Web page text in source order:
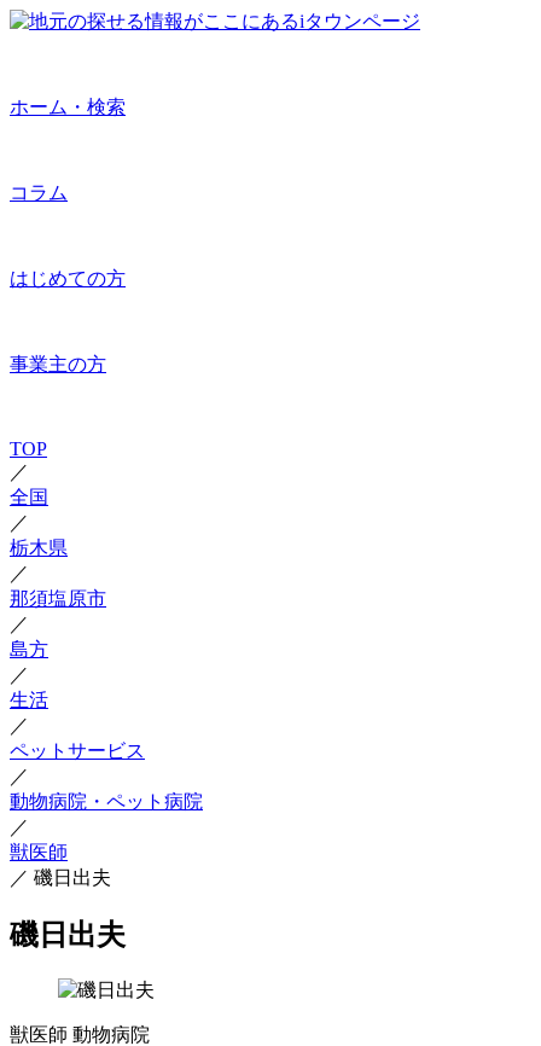
ホーム・検索
コラム
はじめての方
事業主の方
TOP
／
全国
／
栃木県
／
那須塩原市
／
島方
／
生活
／
ペットサービス
／
動物病院・ペット病院
／
獣医師
／ 磯日出夫
磯日出夫
獣医師 動物病院